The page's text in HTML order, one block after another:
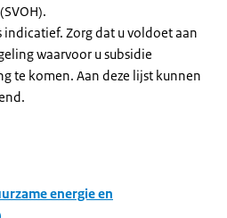
Zorg dat u voldoet aan
waarvoor u subsidie
te komen. Aan deze lijst kunnen
energie en